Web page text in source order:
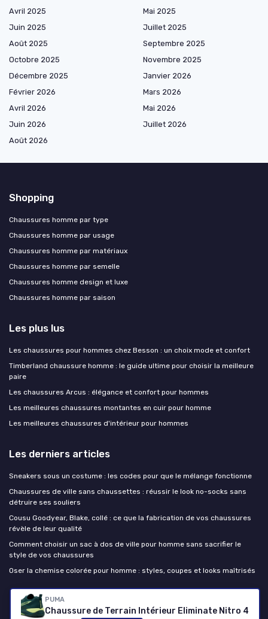
PUMA
Chaussure de Terrain Intérieur Eliminate Nitro 4
Avril 2025
Mai 2025
Juin 2025
Juillet 2025
Août 2025
Septembre 2025
Octobre 2025
Novembre 2025
Décembre 2025
Janvier 2026
Février 2026
Mars 2026
Avril 2026
Mai 2026
Juin 2026
Juillet 2026
Août 2026
Shopping
Chaussures homme par type
Chaussures homme par usage
Chaussures homme par matériaux
Chaussures homme par semelle
Chaussures homme design et luxe
Chaussures homme par saison
Les plus lus
Les chaussures pour hommes chez Besson : un choix mode et confort
Timberland chaussure homme : le guide ultime pour choisir la meilleure
paire
Les chaussures Arcus : élégance et confort pour hommes
Les meilleures chaussures montantes en cuir pour homme
Les meilleures chaussures d'intérieur pour hommes
Les derniers articles
Sneakers sous un costume : les codes pour que le mélange fonctionne
Chaussures de ville sans chaussettes : réussir le look no-socks sans
détruire ses souliers
Cousu Goodyear, Blake, collé : ce que la fabrication de vos chaussures
révèle de leur qualité
Comment choisir un sac à dos de ville pour homme sans sacrifier le
style de vos chaussures
Oser la chemise colorée pour homme : styles, coupes et looks maîtrisés
Chaussure homme